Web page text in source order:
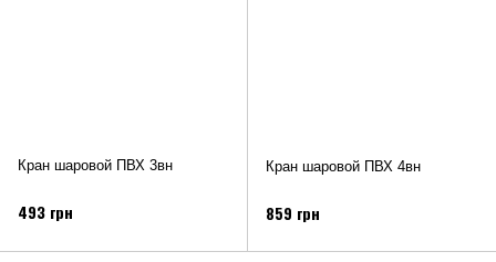
Кран шаровой ПВХ 3вн
493 грн
Кран шаровой ПВХ 4вн
859 грн